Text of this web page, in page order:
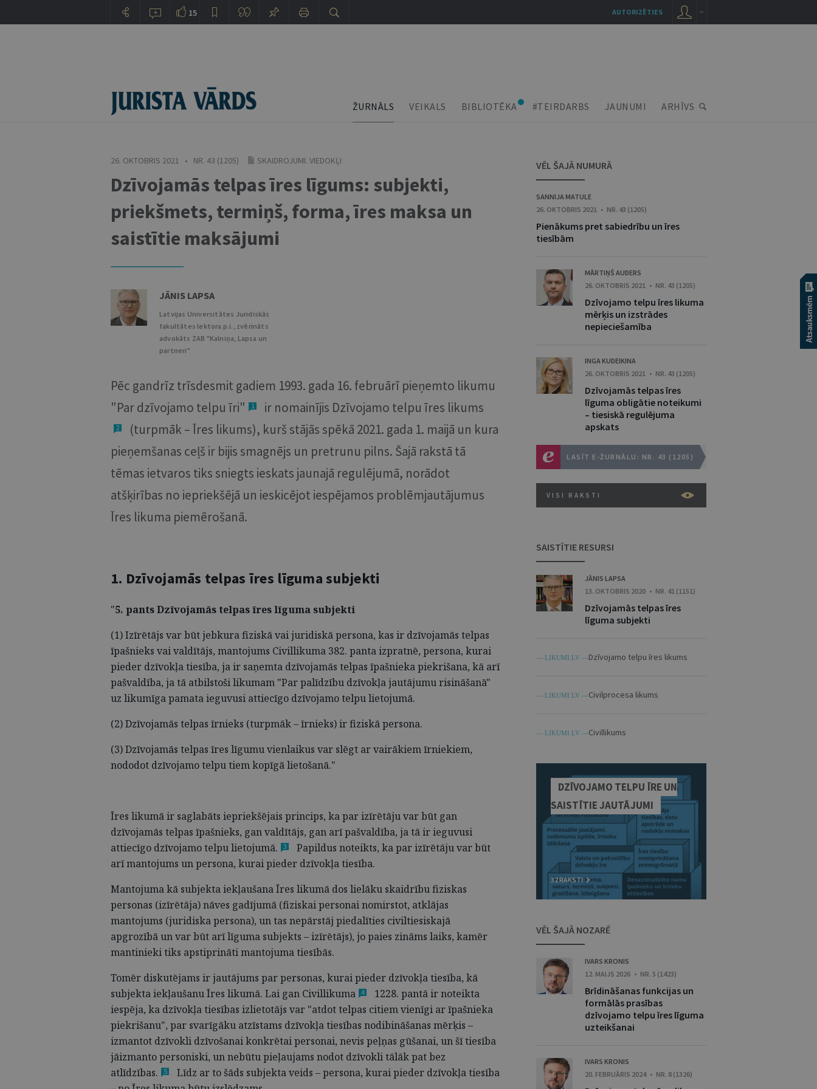
ŽURNĀLS VEIKALS BIBLIOTĒKA #TEIRDARBS JAUNUMI ARHĪVS
26. OKTOBRIS 2021 • NR. 43 (1205) SKAIDROJUMI. VIEDOKĻI
Dzīvojamās telpas īres līgums: subjekti,
priekšmets, termiņš, forma, īres maksa un
saistītie maksājumi
JĀNIS LAPSA
Latvijas Universitātes Juridiskās
fakultātes lektora p.i., zvērināts
advokāts ZAB "Kalniņa, Lapsa un
partneri"
Pēc gandrīz trīsdesmit gadiem 1993. gada 16. februārī pieņemto likumu
"Par dzīvojamo telpu īri"
1 ir nomainījis Dzīvojamo telpu īres likums
2
(turpmāk – Īres likums), kurš stājās spēkā 2021. gada 1. maijā un kura
pieņemšanas ceļš ir bijis smagnējs un pretrunu pilns. Šajā rakstā tā
tēmas ietvaros tiks sniegts ieskats jaunajā regulējumā, norādot
atšķirības no iepriekšējā un ieskicējot iespējamos problēmjautājumus
Īres likuma piemērošanā.
1. Dzīvojamās telpas īres līguma subjekti
"5. pants Dzīvojamās telpas īres līguma subjekti
(1) Izīrētājs var būt jebkura fiziskā vai juridiskā persona, kas ir dzīvojamās telpas
īpašnieks vai valdītājs, mantojums Civillikuma 382. panta izpratnē, persona, kurai
pieder dzīvokļa tiesība, ja ir saņemta dzīvojamās telpas īpašnieka piekrišana, kā arī
pašvaldība, ja tā atbilstoši likumam "Par palīdzību dzīvokļa jautājumu risināšanā"
uz likumīga pamata ieguvusi attiecīgo dzīvojamo telpu lietojumā.
(2) Dzīvojamās telpas īrnieks (turpmāk – īrnieks) ir fiziskā persona.
(3) Dzīvojamās telpas īres līgumu vienlaikus var slēgt ar vairākiem īrniekiem,
nododot dzīvojamo telpu tiem kopīgā lietošanā."
Īres likumā ir saglabāts iepriekšējais princips, ka par izīrētāju var būt gan
dzīvojamās telpas īpašnieks, gan valdītājs, gan arī pašvaldība, ja tā ir ieguvusi
attiecīgo dzīvojamo telpulietojumā. 3
Papildus noteikts, ka par izīrētāju var būt
arī mantojums un persona, kurai pieder dzīvokļa tiesība.
Mantojuma kā subjekta iekļaušana Īres likumā dos lielāku skaidrību fiziskas
personas (izīrētāja) nāves gadījumā (fiziskai personai nomirstot, atklājas
mantojums (juridiska persona), un tas nepārstāj piedalīties civiltiesiskajā
apgrozībā un var būt arī līguma subjekts – izīrētājs), jo paies zināms laiks, kamēr
mantinieki tiks apstiprināti mantojuma tiesībās.
Tomēr diskutējams ir jautājums par personas, kurai pieder dzīvokļa tiesība, kā
subjekta iekļaušanu Īres likumā. Lai gan Civillikuma 4
1228. pantā ir noteikta
iespēja, ka dzīvokļa tiesības izlietotājs var "atdot telpas citiem vienīgi ar īpašnieka
piekrišanu", par svarīgāku atzīstams dzīvokļa tiesības nodibināšanas mērķis –
izmantot dzīvokli dzīvošanai konkrētai personai, nevis peļņas gūšanai, un šī tiesība
jāizmanto personiski, un nebūtu pieļaujams nodot dzīvokli tālāk pat bez
atlīdzības.
5
Līdz ar to šāds subjekta veids – persona, kurai pieder dzīvokļa tiesība
VĒL ŠAJĀ NUMURĀ
SANNIJA MATULE
26. OKTOBRIS 2021 • NR. 43 (1205)
Pienākums pret sabiedrību un īres
tiesībām
MĀRTIŅŠ AUDERS
26. OKTOBRIS 2021 • NR. 43 (1205)
Dzīvojamo telpu īres likuma
mērķis un izstrādes
nepieciešamība
INGA KUDEIKINA
26. OKTOBRIS 2021 • NR. 43 (1205)
Dzīvojamās telpas īres
līguma obligātie noteikumi
– tiesiskā regulējuma
apskats
LASĪT E-ŽURNĀLU: NR. 43 (1205)
VISI RAKSTI
SAISTĪTIE RESURSI
JĀNIS LAPSA
13. OKTOBRIS 2020 • NR. 41 (1151)
Dzīvojamās telpas īres
līguma subjekti
— LIKUMI.LV —Dzīvojamo telpu īres likums
— LIKUMI.LV —Civilprocesa likums
— LIKUMI.LV —Civillikums
DZĪVOJAMO TELPU ĪRE UN
SAISTĪTIE JAUTĀJUMI
32 RAKSTI
VĒL ŠAJĀ NOZARĒ
IVARS KRONIS
12. MAIJS 2026 • NR. 5 (1423)
Brīdināšanas funkcijas un
formālās prasības
dzīvojamo telpu īres līguma
uzteikšanai
IVARS KRONIS
20. FEBRUĀRIS 2024 • NR. 8 (1326)
15 AUTORIZĒTIES